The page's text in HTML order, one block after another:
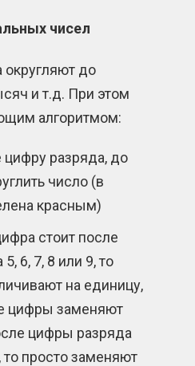
чисел
округляют до
и т.д. При этом
алгоритмом:
цифру разряда, до
число (в
красным)
стоит после
6, 7, 8 или 9, то
на единицу,
цифры заменяют
цифры разряда
то просто заменяют